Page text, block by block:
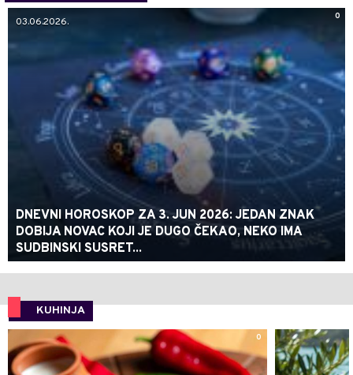
0
03.06.2026.
DNEVNI HOROSKOP ZA 3. JUN 2026: JEDAN ZNAK
DOBIJA NOVAC KOJI JE DUGO ČEKAO, NEKO IMA
SUDBINSKI SUSRET...
KUHINJA
0